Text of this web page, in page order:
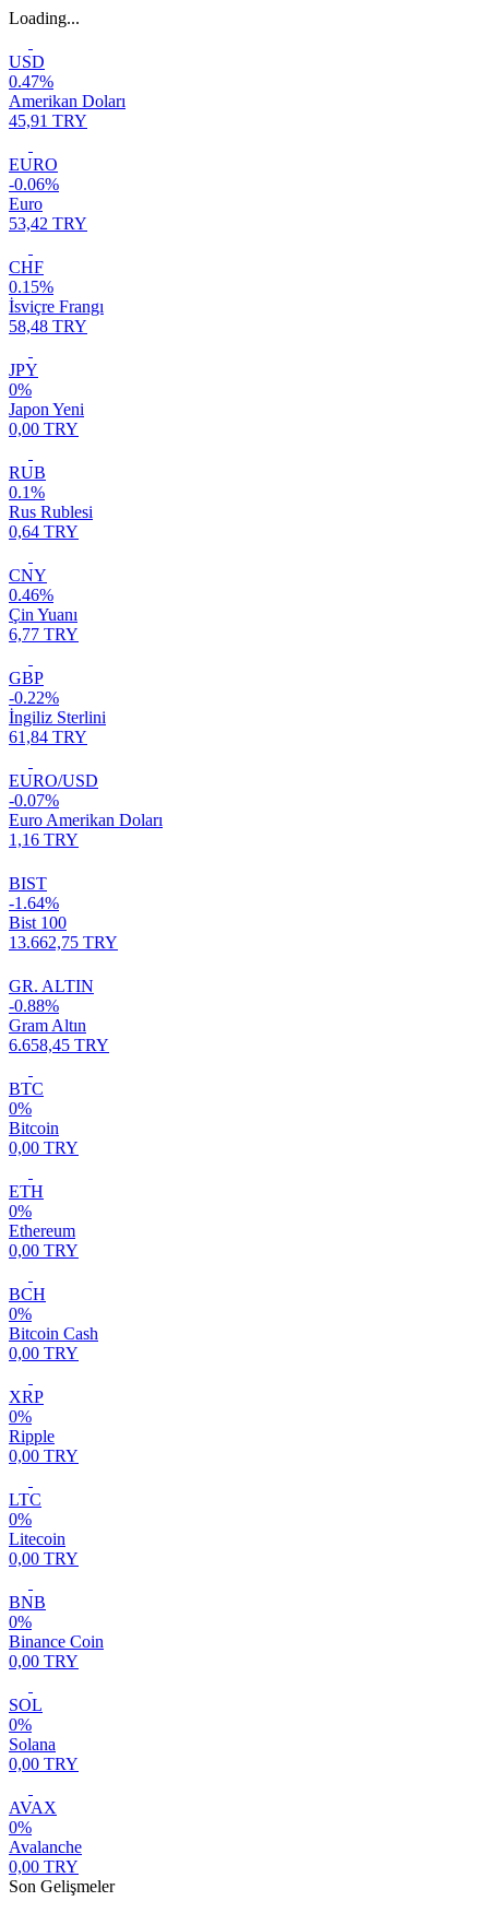
Loading...
USD
0.47%
Amerikan Doları
45,91 TRY
EURO
-0.06%
Euro
53,42 TRY
CHF
0.15%
İsviçre Frangı
58,48 TRY
JPY
0%
Japon Yeni
0,00 TRY
RUB
0.1%
Rus Rublesi
0,64 TRY
CNY
0.46%
Çin Yuanı
6,77 TRY
GBP
-0.22%
İngiliz Sterlini
61,84 TRY
EURO/USD
-0.07%
Euro Amerikan Doları
1,16 TRY
BIST
-1.64%
Bist 100
13.662,75 TRY
GR. ALTIN
-0.88%
Gram Altın
6.658,45 TRY
BTC
0%
Bitcoin
0,00 TRY
ETH
0%
Ethereum
0,00 TRY
BCH
0%
Bitcoin Cash
0,00 TRY
XRP
0%
Ripple
0,00 TRY
LTC
0%
Litecoin
0,00 TRY
BNB
0%
Binance Coin
0,00 TRY
SOL
0%
Solana
0,00 TRY
AVAX
0%
Avalanche
0,00 TRY
Son Gelişmeler